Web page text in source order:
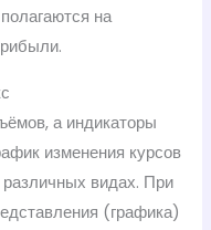
на
а индикаторы
изменения курсов
видах. При
(графика)